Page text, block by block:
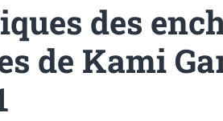
des
de Kami